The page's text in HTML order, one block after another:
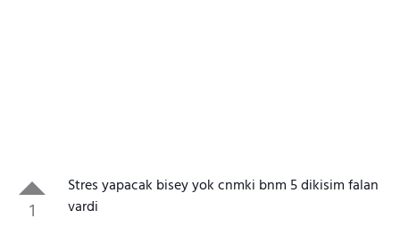
1
Stres yapacak bisey yok cnmki bnm 5 dikisim falan
vardi